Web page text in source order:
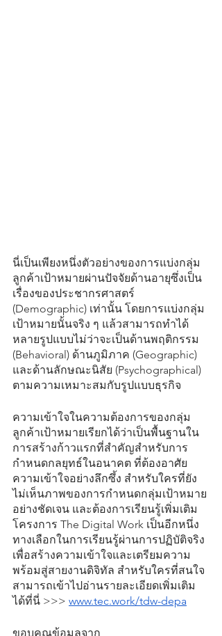
นี่เป็นเพียงหนึ่งตัวอย่างของการแบ่งกลุ่ม
ลูกค้าเป้าหมายผ่านปัจจัยด้านอายุซึ่งเป็น
เรื่องของประชากรศาสตร์
(Demographic) เท่านั้น โดยการแบ่งกลุ่ม
เป้าหมายนั้นจริง ๆ แล้วสามารถทำได้
หลายรูปแบบไม่ว่าจะเป็นด้านพฤติกรรม
(Behavioral) ด้านภูมิภาค (Geographic)
และด้านลักษณะนิสัย (Psychographical)
ตามความเหมาะสมกับรูปแบบธุรกิจ
ความเข้าใจในความต้องการของกลุ่ม
ลูกค้าเป้าหมายเรียกได้ว่าเป็นพื้นฐานใน
การสร้างก้าวแรกที่สำคัญสำหรับการ
กำหนดกลยุทธ์ในอนาคต ที่ต้องอาศัย
ความเข้าใจอย่างลึกซึ้ง สำหรับใครที่ยัง
ไม่เห็นภาพของการกำหนดกลุ่มเป้าหมาย
อย่างชัดเจน และต้องการเรียนรู้เพิ่มเติม
โครงการ The Digital Work เป็นอีกหนึ่ง
ทางเลือกในการเรียนรู้ผ่านการปฏิบัติจริง
เพื่อสร้างความเข้าใจและเตรียมความ
พร้อมสู่สายงานดิจิทัล สำหรับใครที่สนใจ
สามารถเข้าไปอ่านรายละเอียดเพิ่มเติม
ได้ที่นี่ >>> www.tec.work/tdw-depa
ขอบคุณข้อมูลจาก